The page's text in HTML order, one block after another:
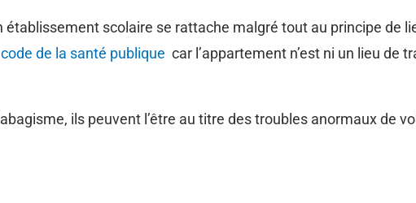
scolaire se rattache malgré tout au principe de
de la santé publique car l’appartement n’est ni un lieu de
ils peuvent l’être au titre des troubles anormaux de